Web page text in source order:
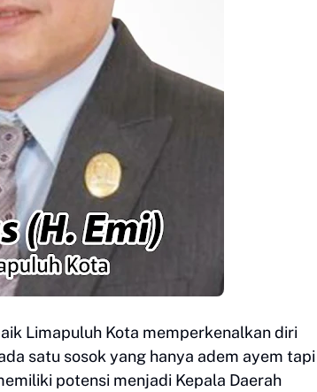
Limapuluh Kota memperkenalkan diri
satu sosok yang hanya adem ayem tapi
potensi menjadi Kepala Daerah